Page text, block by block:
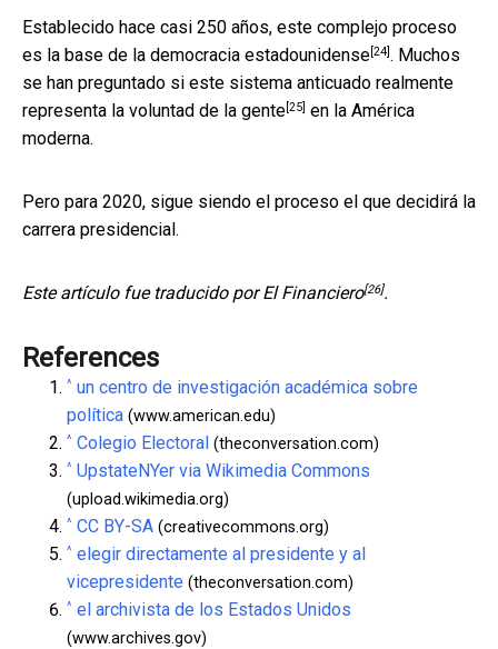
Establecido hace casi 250 años, este complejo proceso
es la base de la democracia estadounidense[24]. Muchos
se han preguntado si este sistema anticuado realmente
representa la voluntad de la gente[25] en la América
moderna.
Pero para 2020, sigue siendo el proceso el que decidirá la
carrera presidencial.
Este artículo fue traducido porEl Financiero[26].
References
^ un centro de investigación académica sobre
política (www.american.edu)
^ Colegio Electoral (theconversation.com)
^ UpstateNYer via Wikimedia Commons
(upload.wikimedia.org)
^ CC BY-SA (creativecommons.org)
^ elegir directamente al presidente y al
vicepresidente (theconversation.com)
^ el archivista de los Estados Unidos
(www.archives.gov)